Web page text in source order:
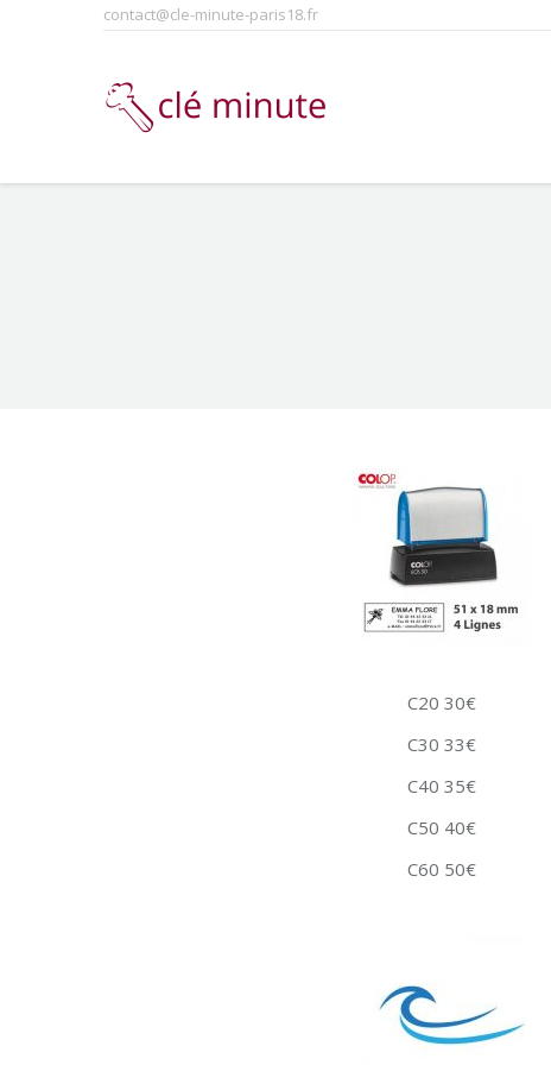
contact@cle-minute-paris18.fr
C20 30€
C30 33€
C40 35€
C50 40€
C60 50€